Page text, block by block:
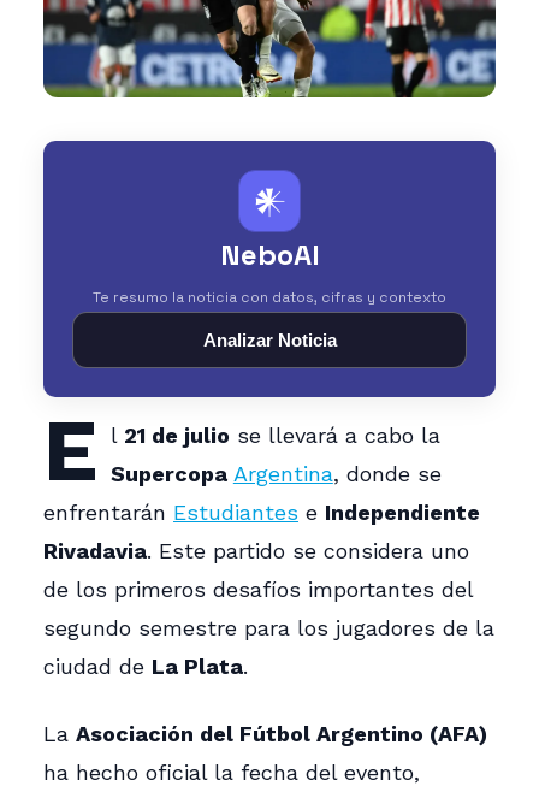
𒀭
NeboAI
Te resumo la noticia con datos, cifras y contexto
Analizar Noticia
E l 21 de julio se llevará a cabo la
Supercopa Argentina, donde se
enfrentarán Estudiantes e Independiente
Rivadavia. Este partido se considera uno
de los primeros desafíos importantes del
segundo semestre para los jugadores de la
ciudad de La Plata.
La Asociación del Fútbol Argentino (AFA)
ha hecho oficial la fecha del evento,